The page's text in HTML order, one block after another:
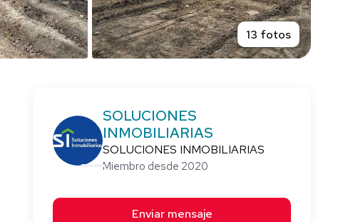
13 fotos
SOLUCIONES
INMOBILIARIAS
SOLUCIONES INMOBILIARIAS
Miembro desde 2020
Enviar mensaje